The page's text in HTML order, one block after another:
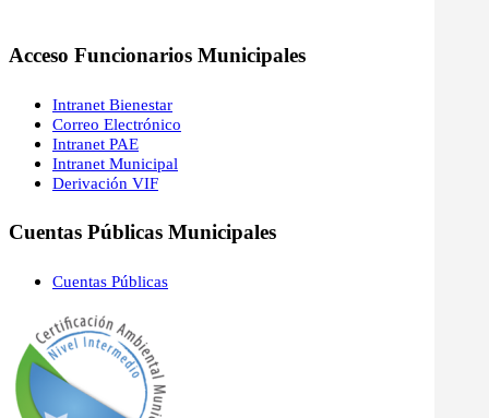
Acceso Funcionarios Municipales
Intranet Bienestar
Correo Electrónico
Intranet PAE
Intranet Municipal
Derivación VIF
Cuentas Públicas Municipales
Cuentas Públicas